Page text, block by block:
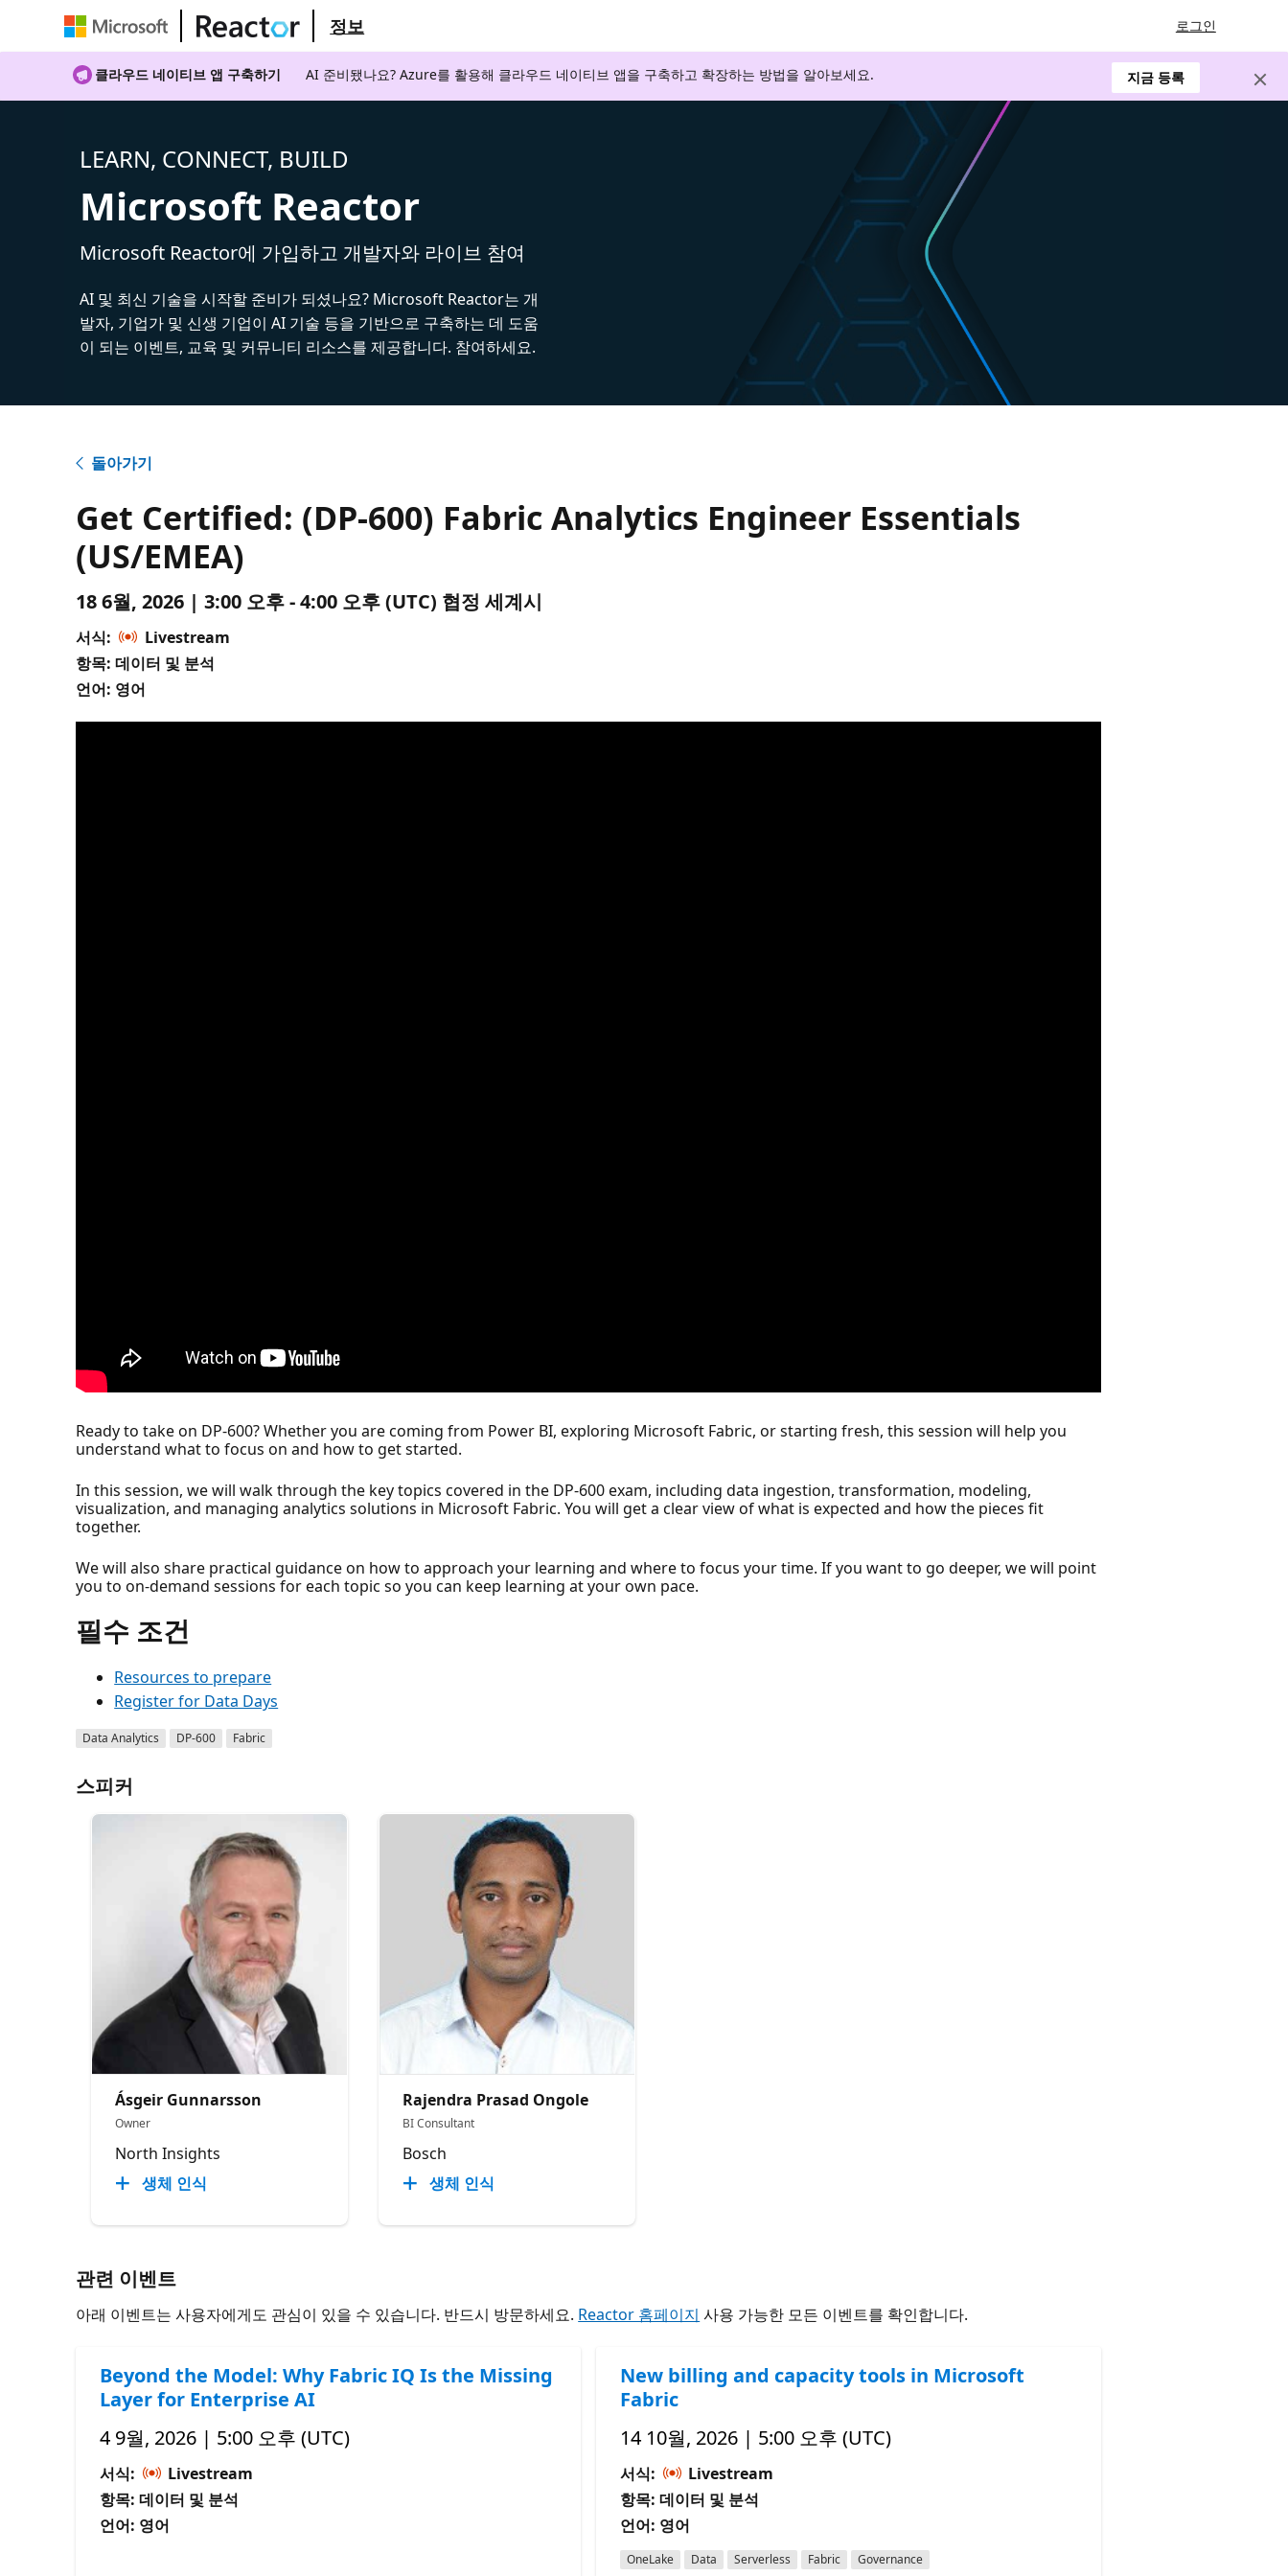
정보 로그인
클라우드 네이티브 앱 구축하기 AI 준비됐나요? Azure를 활용해 클라우드 네이티브 앱을 구축하고 확장하는 방법을 알아보세요. 지금 등록
LEARN, CONNECT, BUILD
Microsoft Reactor
Microsoft Reactor에 가입하고 개발자와 라이브 참여
AI 및 최신 기술을 시작할 준비가 되셨나요? Microsoft Reactor는 개
발자, 기업가 및 신생 기업이 AI 기술 등을 기반으로 구축하는 데 도움
이 되는 이벤트, 교육 및 커뮤니티 리소스를 제공합니다. 참여하세요.
돌아가기
Get Certified: (DP-600) Fabric Analytics Engineer Essentials
(US/EMEA)
18 6월, 2026 | 3:00 오후 - 4:00 오후 (UTC) 협정 세계시
서식:
Livestream
항목: 데이터 및 분석
언어: 영어
Ready to take on DP-600? Whether you are coming from Power BI, exploring Microsoft Fabric, or starting fresh, this session will help you
understand what to focus on and how to get started.
In this session, we will walk through the key topics covered in the DP-600 exam, including data ingestion, transformation, modeling,
visualization, and managing analytics solutions in Microsoft Fabric. You will get a clear view of what is expected and how the pieces fit
together.
We will also share practical guidance on how to approach your learning and where to focus your time. If you want to go deeper, we will point
you to on-demand sessions for each topic so you can keep learning at your own pace.
필수 조건
Resources to prepare
Register for Data Days
Data Analytics DP-600 Fabric
스피커
Ásgeir Gunnarsson
Owner
North Insights
생체 인식
Rajendra Prasad Ongole
BI Consultant
Bosch
생체 인식
관련 이벤트
아래 이벤트는 사용자에게도 관심이 있을 수 있습니다. 반드시 방문하세요. Reactor 홈페이지 사용 가능한 모든 이벤트를 확인합니다.
Beyond the Model: Why Fabric IQ Is the Missing
Layer for Enterprise AI
4 9월, 2026 | 5:00 오후 (UTC)
서식:
Livestream
항목: 데이터 및 분석
언어: 영어
New billing and capacity tools in Microsoft
Fabric
14 10월, 2026 | 5:00 오후 (UTC)
서식:
Livestream
항목: 데이터 및 분석
언어: 영어
OneLake Data Serverless Fabric Governance